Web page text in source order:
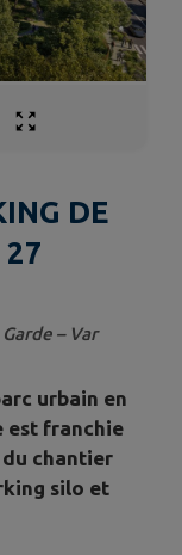
DE
27
– Var
urbain en
est franchie
chantier
silo et